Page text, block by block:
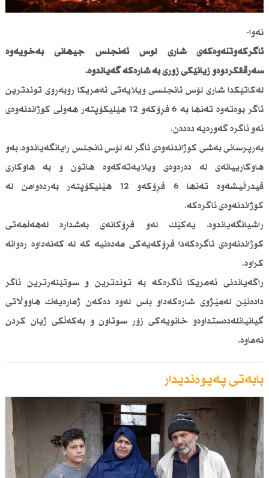
نەوا-
ئاگركەوتنەوەكەی شاری لۆس ئەنجلس جیهانی بەخۆیەوە
سەرقاڵكردوەو زیانێكی زۆری بە شارەكە گەیاندوە.
لەكاتێكدا شاری لۆس ئانجلسی ویلایەتی ئەمریكا روبەڕوی توندترین
ئاگر بوەتەوە تەنها بە 6 فڕۆكەو 12 هێلیكۆپتەر هەوڵی كوژاندنەوەی
ئەو ئاگرە گەورەیە دەدەن.
بەرپرسانی بەشی كوژاندنەوەی ئاگر لە لۆس ئانجلس رایانگەیاندوە، بەو
هاوكارییانەی لە دەرەوەی ویلایەتەكەوە هاتون و بە هاوكاری
فیدراڵیشەوە تەنها 6 فڕۆكەو 12 هێلیكۆپتەر بەردەوامن لە
كوژاندنەوەی ئاگرەكە.
راشیانگەیاندوە، یەكێك لەو فڕۆكانەی بەشدارە لەهەڵمەتی
كوژاندنەوەی ئاگرەكەدا فڕۆكەیەكی مەدەنیە كە لە كەنەداوە رەوانە
كراوە.
راگەیاندنی ئەمریكا ئاگرەكە بە توندترین و سوتێنەرترین ئاگر
دادەنێن لەمێژوی شارەكەداو باس لەوە دەكەن ژمارەیەك هاووڵاتی
گیانیانلەدەستداوەو خانویەكی زۆر سوتاون و بەكەڵكی ژیان كردن
نەماوە.
بابەتی پەیوەندیدار